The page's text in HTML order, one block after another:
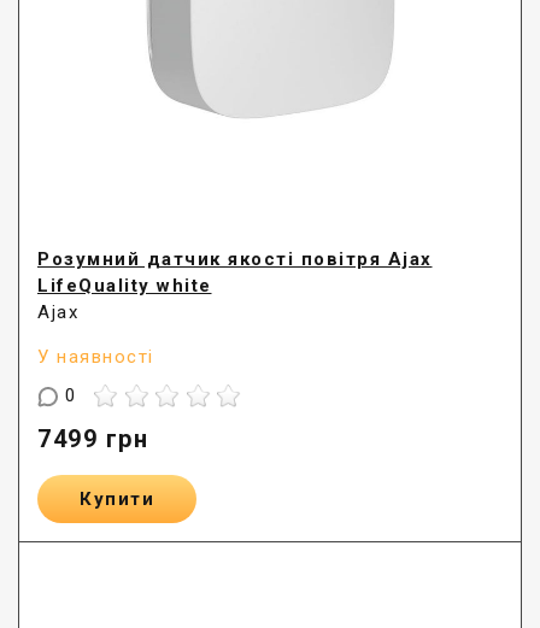
Розумний датчик якості повітря Ajax
LifeQuality white
Ajax
У наявності
0
7499 грн
Купити